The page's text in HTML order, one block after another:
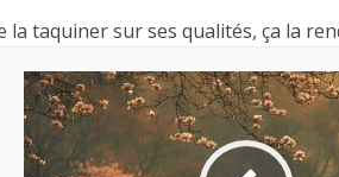
la taquiner sur ses qualités, ça la